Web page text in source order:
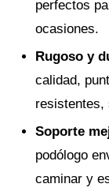
perfectos
ocasiones.
Rugoso y
calidad,
resistentes,
Soporte
podólogo
caminar y